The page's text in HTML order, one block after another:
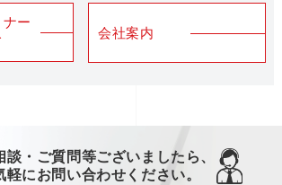
ー
会社案内
談・ご質問等ございましたら、
軽にお問い合わせください。